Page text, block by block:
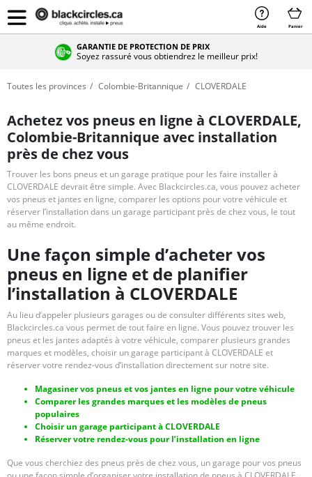
Aide Panier
GARANTIE DE PROTECTION DE PRIX
Soyez rassuré vous obtiendrez le meilleur prix!
Toutes les provinces Colombie-Britannique CLOVERDALE
Achetez vos pneus en ligne à CLOVERDALE,
Colombie-Britannique avec installation
près de chez vous
Trouver les bons pneus et un garage pratique pour les faire installer à
CLOVERDALE devrait être simple. Avec Blackcircles.ca, vous pouvez acheter
vos pneus et jantes en ligne, comparer les options pour votre véhicule et
réserver l’installation dans un garage participant près de chez vous, le tout
au même endroit.
Une façon simple d’acheter vos
pneus en ligne et de planifier
l’installation à CLOVERDALE
Au lieu d’appeler plusieurs garages ou de consulter différents sites web,
Blackcircles.ca vous permet de tout faire en ligne. Vous pouvez trouver les
pneus et les jantes adaptés à votre véhicule, comparer plusieurs grandes
marques et modèles, choisir un garage participant à CLOVERDALE et
réserver votre rendez-vous d’installation directement sur notre site.
Magasiner vos pneus et vos jantes en ligne pour votre véhicule
Comparer les grandes marques et les modèles de pneus
populaires
Choisir un garage participant à CLOVERDALE
Réserver votre rendez-vous pour l’installation en ligne
Que vous cherchiez des pneus près de chez vous, un garage pour vos pneus